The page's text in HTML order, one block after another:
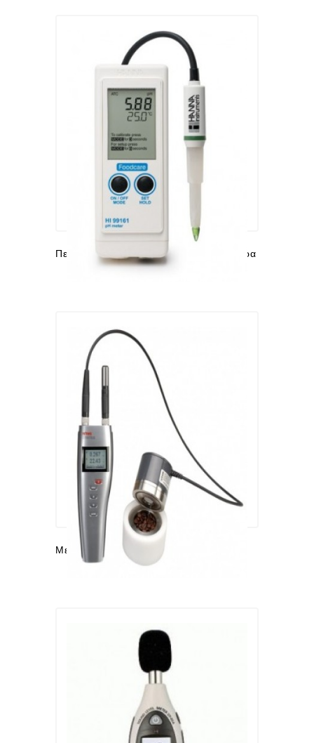
Πεχάμετρα - Αγωγιμόμετρα - Αλατόμετρα
Μετρητές Ενεργότητας Ύδατος